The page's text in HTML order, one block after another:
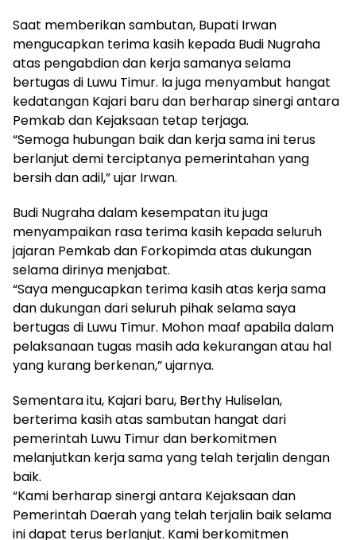
Saat memberikan sambutan, Bupati Irwan
mengucapkan terima kasih kepada Budi Nugraha
atas pengabdian dan kerja samanya selama
bertugas di Luwu Timur. Ia juga menyambut hangat
kedatangan Kajari baru dan berharap sinergi antara
Pemkab dan Kejaksaan tetap terjaga.
“Semoga hubungan baik dan kerja sama ini terus
berlanjut demi terciptanya pemerintahan yang
bersih dan adil,” ujar Irwan.
Budi Nugraha dalam kesempatan itu juga
menyampaikan rasa terima kasih kepada seluruh
jajaran Pemkab dan Forkopimda atas dukungan
selama dirinya menjabat.
“Saya mengucapkan terima kasih atas kerja sama
dan dukungan dari seluruh pihak selama saya
bertugas di Luwu Timur. Mohon maaf apabila dalam
pelaksanaan tugas masih ada kekurangan atau hal
yang kurang berkenan,” ujarnya.
Sementara itu, Kajari baru, Berthy Huliselan,
berterima kasih atas sambutan hangat dari
pemerintah Luwu Timur dan berkomitmen
melanjutkan kerja sama yang telah terjalin dengan
baik.
“Kami berharap sinergi antara Kejaksaan dan
Pemerintah Daerah yang telah terjalin baik selama
ini dapat terus berlanjut. Kami berkomitmen